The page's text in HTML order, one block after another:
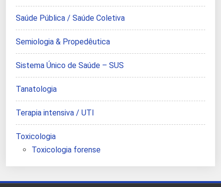
Saúde Pública / Saúde Coletiva
Semiologia & Propedêutica
Sistema Único de Saúde – SUS
Tanatologia
Terapia intensiva / UTI
Toxicologia
Toxicologia forense